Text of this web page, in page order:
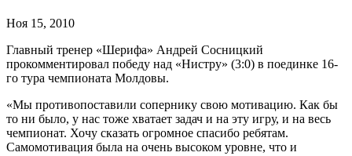
Ноя 15, 2010
Главный тренер «Шерифа» Андрей Сосницкий
прокомментировал победу над «Нистру» (3:0) в поединке 16-
го тура чемпионата Молдовы.
«Мы противопоставили сопернику свою мотивацию. Как бы
то ни было, у нас тоже хватает задач и на эту игру, и на весь
чемпионат. Хочу сказать огромное спасибо ребятам.
Самомотивация была на очень высоком уровне, что и